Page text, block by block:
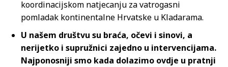
koordinacijskom natjecanju za vatrogasni
pomladak kontinentalne Hrvatske u Kladarama.
U našem društvu su braća, očevi i sinovi, a
nerijetko i supružnici zajedno u intervencijama.
Najponosniji smo kada dolazimo ovdje u pratnji